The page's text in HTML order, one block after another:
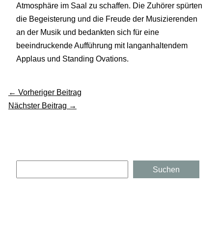
Atmosphäre im Saal zu schaffen. Die Zuhörer spürten
die Begeisterung und die Freude der Musizierenden
an der Musik und bedankten sich für eine
beeindruckende Aufführung mit langanhaltendem
Applaus und Standing Ovations.
← Vorheriger Beitrag
Nächster Beitrag →
Suchen